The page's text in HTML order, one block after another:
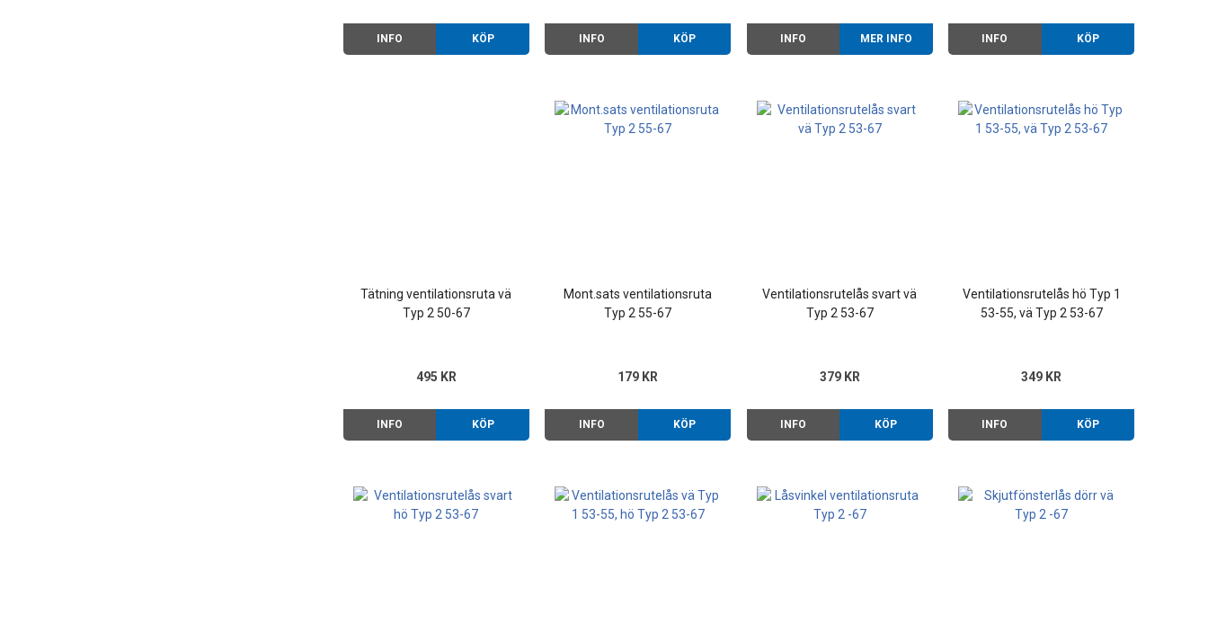
INFO KÖP INFO KÖP INFO MER INFO INFO KÖP
Tätning ventilationsruta vä
Typ 2 50-67
495 KR
INFO KÖP
Mont.sats ventilationsruta
Typ 2 55-67
179 KR
INFO KÖP
Ventilationsrutelås svart vä
Typ 2 53-67
379 KR
INFO KÖP
Ventilationsrutelås hö Typ 1
53-55, vä Typ 2 53-67
349 KR
INFO KÖP